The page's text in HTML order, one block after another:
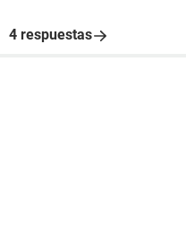
4 respuestas